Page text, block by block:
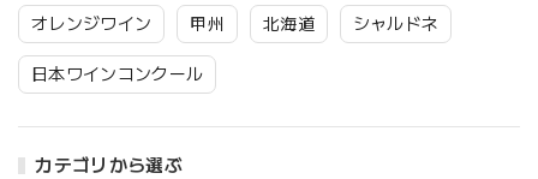
オレンジワイン 甲州 北海道 シャルドネ
日本ワインコンクール
カテゴリから選ぶ